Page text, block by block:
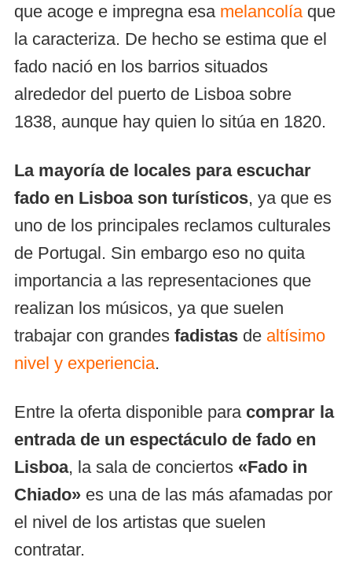
que acoge e impregna esa melancolía que
la caracteriza. De hecho se estima que el
fado nació en los barrios situados
alrededor del puerto de Lisboa sobre
1838, aunque hay quien lo sitúa en 1820.
La mayoría de locales para escuchar
fado en Lisboa son turísticos, ya que es
uno de los principales reclamos culturales
de Portugal. Sin embargo eso no quita
importancia a las representaciones que
realizan los músicos, ya que suelen
trabajar con grandes fadistas de altísimo
nivel y experiencia.
Entre la oferta disponible para comprar la
entrada de un espectáculo de fado en
Lisboa, la sala de conciertos «Fado in
Chiado» es una de las más afamadas por
el nivel de los artistas que suelen
contratar.